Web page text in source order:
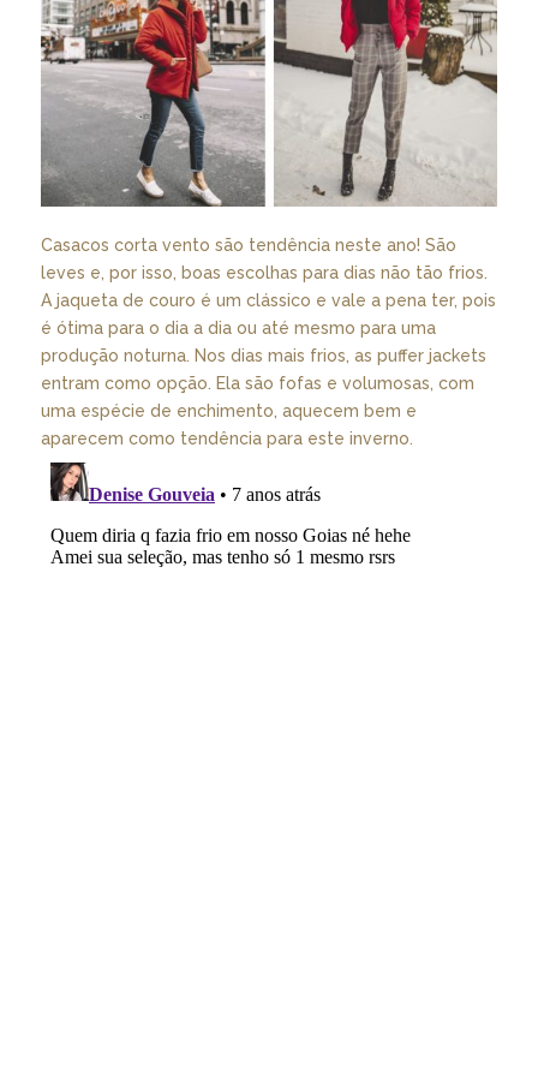
Casacos corta vento são tendência neste ano! São
leves e, por isso, boas escolhas para dias não tão frios.
A jaqueta de couro é um clássico e vale a pena ter, pois
é ótima para o dia a dia ou até mesmo para uma
produção noturna. Nos dias mais frios, as puffer jackets
entram como opção. Ela são fofas e volumosas, com
uma espécie de enchimento, aquecem bem e
aparecem como tendência para este inverno.